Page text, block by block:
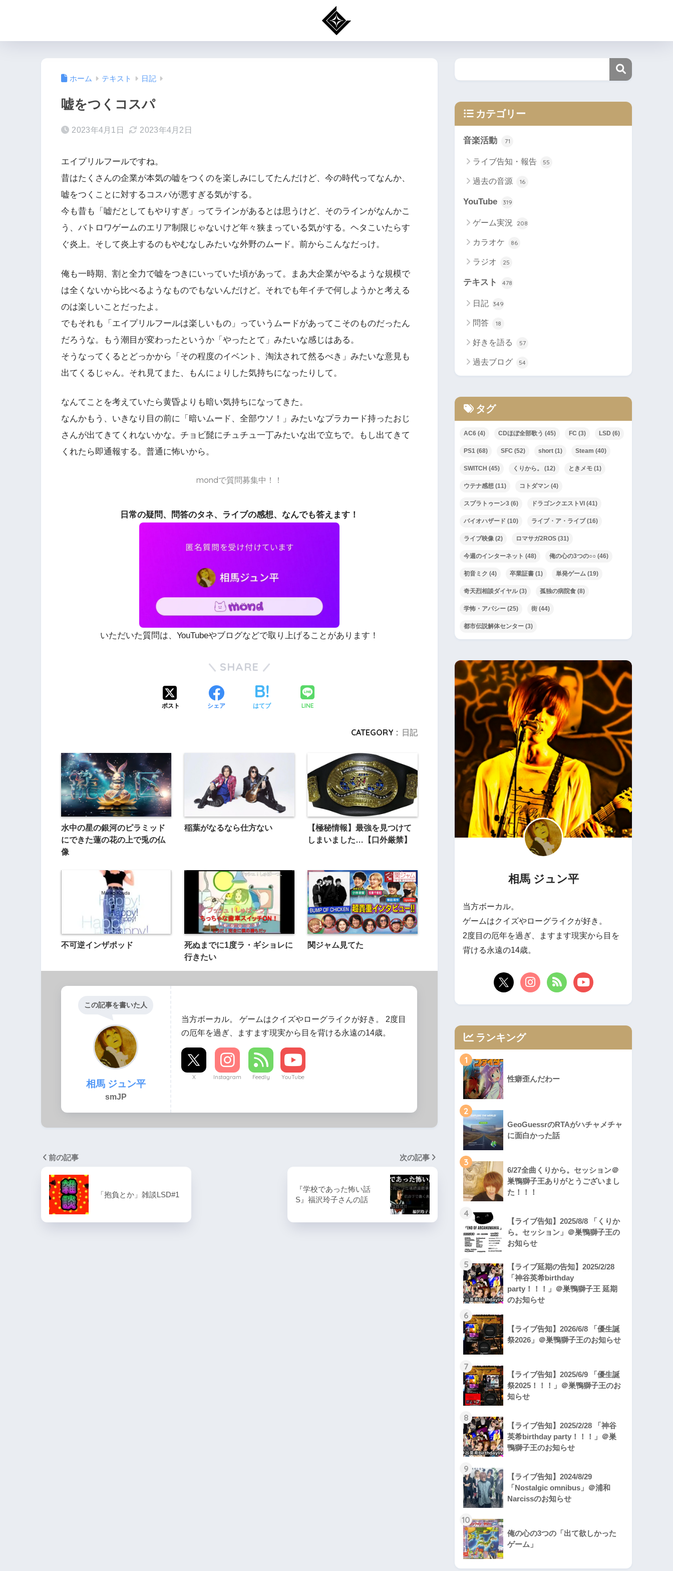
ホーム テキスト 日記
嘘をつくコスパ
2023年4月1日 2023年4月2日
エイプリルフールですね。
昔はたくさんの企業が本気の嘘をつくのを楽しみにしてたんだけど、今の時代ってなんか、
嘘をつくことに対するコスパが悪すぎる気がする。
今も昔も「嘘だとしてもやりすぎ」ってラインがあるとは思うけど、そのラインがなんかこ
う、バトロワゲームのエリア制限じゃないけど年々狭まっている気がする。ヘタこいたらす
ぐ炎上。そして炎上するのもやむなしみたいな外野のムード。前からこんなだっけ。
俺も一時期、割と全力で嘘をつきにいっていた頃があって。まあ大企業がやるような規模で
は全くないから比べるようなものでもないんだけど。それでも年イチで何しようかと考える
のは楽しいことだったよ。
でもそれも「エイプリルフールは楽しいもの」っていうムードがあってこそのものだったん
だろうな。もう潮目が変わったというか「やったとて」みたいな感じはある。
そうなってくるとどっかから「その程度のイベント、淘汰されて然るべき」みたいな意見も
出てくるじゃん。それ見てまた、もんにょりした気持ちになったりして。
なんてことを考えていたら黄昏よりも暗い気持ちになってきた。
なんかもう、いきなり目の前に「暗いムード、全部ウソ！」みたいなプラカード持ったおじ
さんが出てきてくれないかな。チョビ髭にチュチュ一丁みたいな出で立ちで。もし出てきて
くれたら即通報する。普通に怖いから。
mondで質問募集中！！
日常の疑問、問答のタネ、ライブの感想、なんでも答えます！
いただいた質問は、YouTubeやブログなどで取り上げることがあります！
SHARE
ポスト シェア はてブ LINE
CATEGORY : 日記
水中の星の銀河のピラミッド
にできた蓮の花の上で兎の仏
像
稲葉がなるなら仕方ない
【極秘情報】最強を見つけて
しまいました…【口外厳禁】
不可逆インザポッド
死ぬまでに1度ラ・ギショレに
行きたい
関ジャム見てた
この記事を書いた人
相馬 ジュン平
smJP
当方ボーカル。 ゲームはクイズやローグライクが好き。 2度目
の厄年を過ぎ、ますます現実から目を背ける永遠の14歳。
X Instagram Feedly YouTube
前の記事
「抱負とか」雑談LSD#1
次の記事
『学校であった怖い話
S』福沢玲子さんの話
カテゴリー
音楽活動 71
ライブ告知・報告 55
過去の音源 16
YouTube 319
ゲーム実況 208
カラオケ 86
ラジオ 25
テキスト 478
日記 349
問答 18
好きを語る 57
過去ブログ 54
タグ
AC6 (4) CDほぼ全部歌う (45) FC (3) LSD (6)
PS1 (68) SFC (52) short (1) Steam (40)
SWITCH (45) くりから。 (12) ときメモ (1)
ウテナ感想 (11) コトダマン (4)
スプラトゥーン3 (6) ドラゴンクエストVI (41)
バイオハザード (10) ライブ・ア・ライブ(16)
ライブ映像 (2) ロマサガ2ROS (31)
今週のインターネット (48) 俺の心の3つの○○ (46)
初音ミク (4) 卒業証書 (1) 単発ゲーム (19)
奇天烈相談ダイヤル(3) 孤独の病院食 (8)
学怖・アパシー (25) 街 (44)
都市伝説解体センター (3)
相馬 ジュン平
当方ボーカル。
ゲームはクイズやローグライクが好き。
2度目の厄年を過ぎ、ますます現実から目を
背ける永遠の14歳。
ランキング
1
性癖歪んだわー
2
GeoGuessrのRTAがハチャメチャ
に面白かった話
3
6/27全曲くりから。セッション＠
巣鴨獅子王ありがとうございまし
た！！！
4
【ライブ告知】2025/8/8 「くりか
ら。セッション」＠巣鴨獅子王の
お知らせ
5
【ライブ延期の告知】2025/2/28
「神谷英希birthday
party！！！」＠巣鴨獅子王 延期
のお知らせ
6
【ライブ告知】2026/6/8 「優生誕
祭2026」＠巣鴨獅子王のお知らせ
7
【ライブ告知】2025/6/9 「優生誕
祭2025！！！」＠巣鴨獅子王のお
知らせ
8
【ライブ告知】2025/2/28 「神谷
英希birthday party！！！」＠巣
鴨獅子王のお知らせ
9
【ライブ告知】2024/8/29
「Nostalgic omnibus」＠浦和
Narcissのお知らせ
10
俺の心の3つの「出て欲しかった
ゲーム」